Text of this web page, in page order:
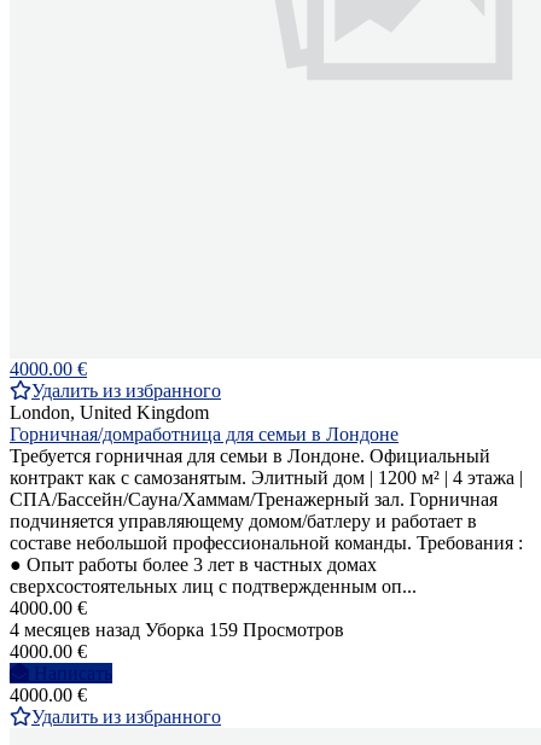
4000.00 €
Удалить из избранного
London, United Kingdom
Горничная/домработница для семьи в Лондоне
Требуется горничная для семьи в Лондоне. Официальный
контракт как с самозанятым. Элитный дом | 1200 м² | 4 этажа |
СПА/Бассейн/Сауна/Хаммам/Тренажерный зал. Горничная
подчиняется управляющему домом/батлеру и работает в
составе небольшой профессиональной команды. Требования :
● Опыт работы более 3 лет в частных домах
сверхсостоятельных лиц с подтвержденным оп...
4000.00 €
4 месяцев назад Уборка 159 Просмотров
4000.00 €
Написать
4000.00 €
Удалить из избранного